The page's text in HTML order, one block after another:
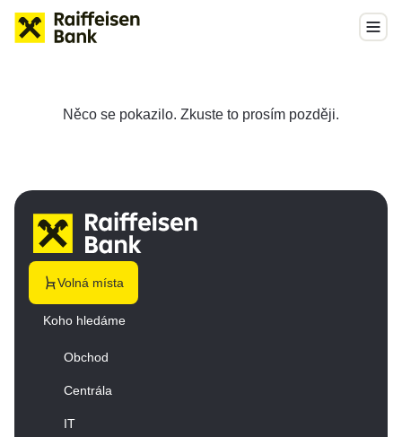
Něco se pokazilo. Zkuste to prosím později.
Volná místa
Koho hledáme
Obchod
Centrála
IT